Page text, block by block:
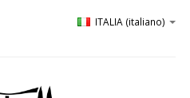
ITALIA (italiano)